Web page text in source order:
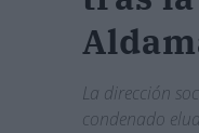
La dirección
condenado